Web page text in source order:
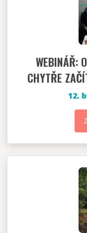
WEBINÁŘ:
CHYTŘE
12.